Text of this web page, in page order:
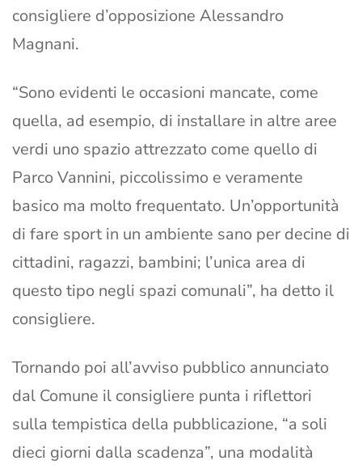
consigliere d’opposizione Alessandro
Magnani.
“Sono evidenti le occasioni mancate, come
quella, ad esempio, di installare in altre aree
verdi uno spazio attrezzato come quello di
Parco Vannini, piccolissimo e veramente
basico ma molto frequentato. Un’opportunità
di fare sport in un ambiente sano per decine di
cittadini, ragazzi, bambini; l’unica area di
questo tipo negli spazi comunali”, ha detto il
consigliere.
Tornando poi all’avviso pubblico annunciato
dal Comune il consigliere punta i riflettori
sulla tempistica della pubblicazione, “a soli
dieci giorni dalla scadenza”, una modalità